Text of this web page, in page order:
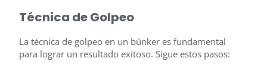
Técnica de Golpeo
La técnica de golpeo en un búnker es fundamental
para lograr un resultado exitoso. Sigue estos pasos: